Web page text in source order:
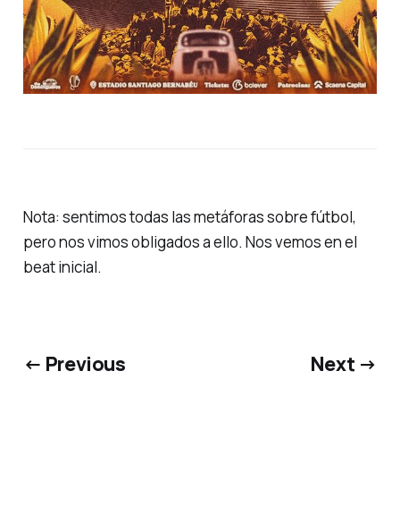
Nota: sentimos todas las metáforas sobre fútbol,
pero nos vimos obligados a ello. Nos vemos en el
beat inicial.
← Previous Next →